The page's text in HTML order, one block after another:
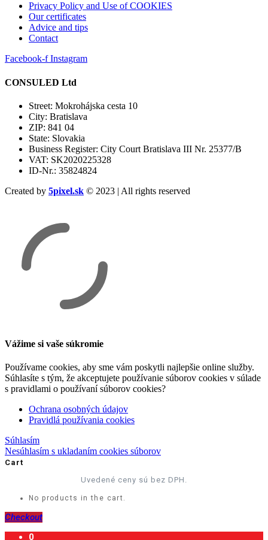
Privacy Policy and Use of COOKIES
Our certificates
Advice and tips
Contact
Facebook-f Instagram
CONSULED Ltd
Street: Mokrohájska cesta 10
City: Bratislava
ZIP: 841 04
State: Slovakia
Business Register: City Court Bratislava III Nr. 25377/B
VAT: SK2020225328
ID-Nr.: 35824824
Created by 5pixel.sk © 2023 | All rights reserved
Vážime si vaše súkromie
Používame cookies, aby sme vám poskytli najlepšie online služby.
Súhlasíte s tým, že akceptujete používanie súborov cookies v súlade
s pravidlami o používaní súborov cookies?
Ochrana osobných údajov
Pravidlá používania cookies
Súhlasím
Nesúhlasím s ukladaním cookies súborov
Cart
Uvedené ceny sú bez DPH.
No products in the cart.
Checkout
0